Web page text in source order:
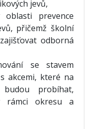
jevů,
oblasti prevence
přičemž školní
odborná
se stavem
akcemi, které na
probíhat,
rámci okresu a